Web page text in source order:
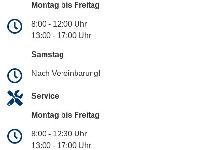
Montag bis Freitag
8:00 - 12:00 Uhr
13:00 - 17:00 Uhr
Samstag
Nach Vereinbarung!
Service
Montag bis Freitag
8:00 - 12:30 Uhr
13:00 - 17:00 Uhr